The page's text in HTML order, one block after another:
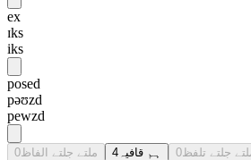
ex
ɪks
iks
posed
pəʊzd
pewzd
ملتے جلتے الفاظ 0 ہم قافیہ 4 جلتے تلفظ 0